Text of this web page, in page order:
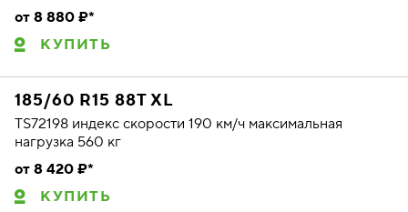
от 8 880 ₽*
КУПИТЬ
185/60 R15 88T XL
TS72198 индекс скорости 190 км/ч максимальная
нагрузка 560 кг
от 8 420 ₽*
КУПИТЬ